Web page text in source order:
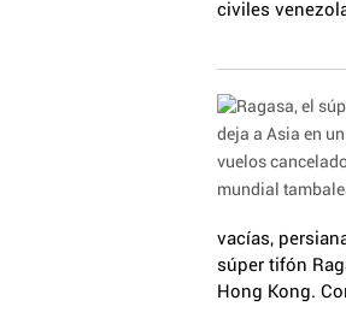
civiles
vacías,
súper tifón
Hong Kong.